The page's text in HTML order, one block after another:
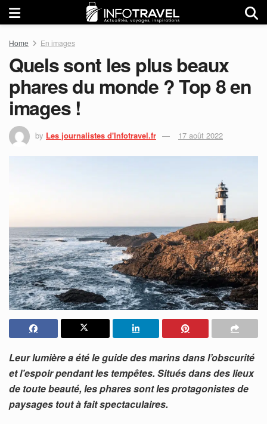
Home En images
Quels sont les plus beaux
phares du monde ? Top 8 en
images !
by Les journalistes d'Infotravel.fr 17 août 2022
Leur lumière a été le guide des marins dans l’obscurité
et l’espoir pendant les tempêtes. Situés dans des lieux
de toute beauté, les phares sont les protagonistes de
paysages tout à fait spectaculaires.